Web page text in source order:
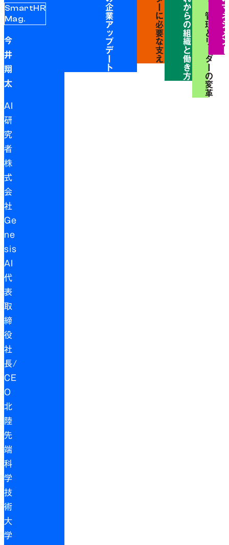
SmartHR
Mag.
今
井
翔
太
AI
研
究
者
株
式
会
社
Ge
ne
sis
AI
代
表
取
締
役
社
長/
CE
O
北
陸
先
端
科
学
技
術
大
学